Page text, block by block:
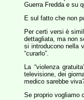
Guerra Fredda e su
E sul fatto che non
Per certi versi è
dettagliata, ma non
si introducono nella
“curarlo”.
La “violenza
televisione, dei
medico sarebbe
Se proprio vogliamo